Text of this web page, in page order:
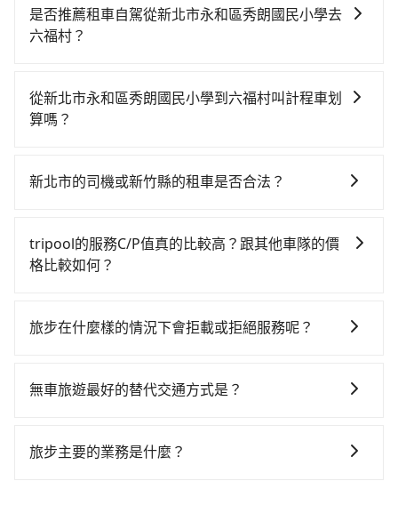
高鐵較貴、費時、轉車麻煩！從最早06:26一直到
23:00，台北-新竹一天最多有61班次高鐵可搭乘。假設
20分鐘。抵達高鐵站後，步行進站、現場購票並於月台
排隊的時間約25分鐘，再乘坐30~35分鐘（平均34分）
33分鐘、車費800元後，抵達六福村 (新竹縣關西鎮) 的
用tripool並到府專車接送，則每人平均花費約670元，
費時45分鐘。選擇搭乘高鐵而不預約包車，不僅每人至
自一人乘車，也可參考tripool的拼車共乘服務，最多可
是否推薦租車自駕從新北市永和區秀朗國民小學去
六福村？
對的時間彈性，最重要的是你當天就要來回，那在新北
路邊可隨租隨借的iRent應該是你最便宜選擇。註冊完
六福村的花費預估為$850~1,350（金額差異來自於平假
外的汽車保險與可能的罰單都需自付。再者，和運的
iRent只提供最基本的車型，如Toyota Yaris、Prius C、
最令人詬病的就是車況，打開車門才發現仍有上一組乘
約了時間但上一位用戶卻遲遲尚未歸還，又或者要還車
看似方便，但實際使用時還是有其區域的限制，實際可
從新北市永和區秀朗國民小學到六福村叫計程車划
算嗎？
灣大車隊、Uber、Line Taxi、Yoxi等，如果在路邊攔不
tripool的專車服務可再更便宜。但如果要考慮到回程，
新竹縣僅有合法計程車約730輛，數量約為新北市的
黃可能較為便宜，但當你們人數超過四位時，叫兩輛計
新北市的司機或新竹縣的租車是否合法？
車、私家車或野雞車在招攬生意，這不僅是違法可能被
警察臨檢並趕下車，出意外後保險公司更是不會提供任
風險。而tripool雇用的司機、使用的車輛以及配合的車
險。最好辨別叫的車是否合法，就看車牌的開頭，只要
tripool的服務C/P值真的比較高？跟其他車隊的價
格比較如何？
市場上稍具規模且合法經營的業者，有以短程與城市為
KKDAY、KLOOK、叫車吧等。tripool旅步專注在長程
證出車。由於有高效的車輛調度能力，能以市價7~8折提
旅步在什麼樣的情況下會拒載或拒絕服務呢？
原因，司機有權拒絕服務： 1) 當日搭車人數或行李超過
同行，卻無自備或加購兒童座椅。提醒您，為了保護孩
無車旅遊最好的替代交通方式是？
看您旅遊的目的地而定。您可以善用大眾運輸，例如：
旅步主要的業務是什麼？